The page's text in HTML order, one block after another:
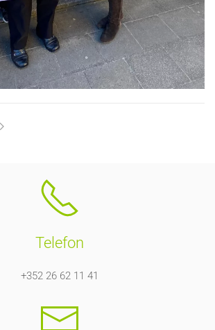
Telefon
+352 26 62 11 41